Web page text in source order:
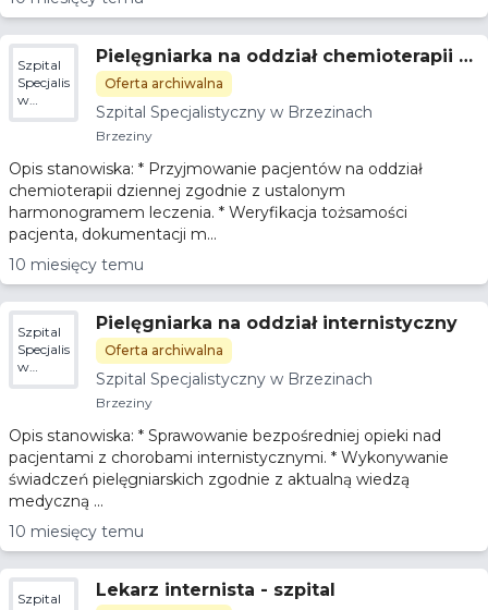
Szpital
Specjalistyczny
w
Brzezinach
Pielęgniarka na oddział chemioterapii d
ziennej
Oferta archiwalna
Szpital Specjalistyczny w Brzezinach
Brzeziny
Opis stanowiska: * Przyjmowanie pacjentów na oddział
chemioterapii dziennej zgodnie z ustalonym
harmonogramem leczenia. * Weryfikacja tożsamości
pacjenta, dokumentacji m...
10 miesięcy temu
Szpital
Specjalistyczny
w
Brzezinach
Pielęgniarka na oddział internistyczny
Oferta archiwalna
Szpital Specjalistyczny w Brzezinach
Brzeziny
Opis stanowiska: * Sprawowanie bezpośredniej opieki nad
pacjentami z chorobami internistycznymi. * Wykonywanie
świadczeń pielęgniarskich zgodnie z aktualną wiedzą
medyczną ...
10 miesięcy temu
Szpital
Lekarz internista - szpital